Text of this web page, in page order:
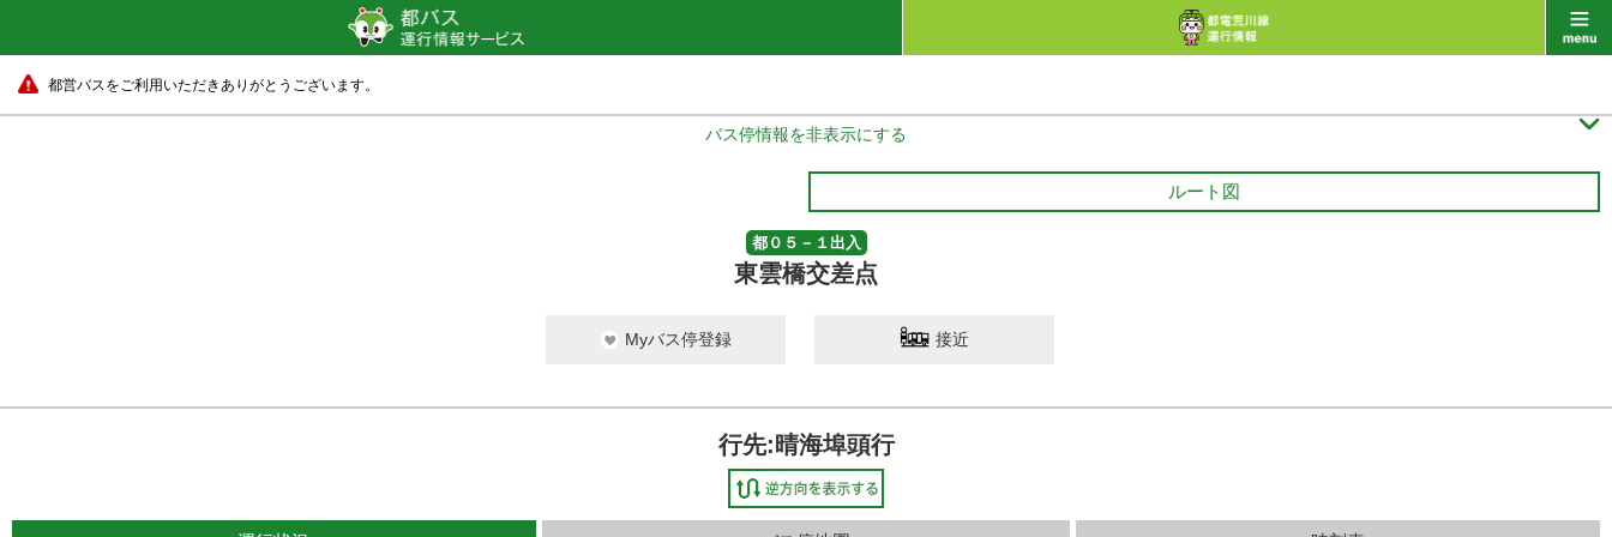
都営バスをご利用いただきありがとうございます。
バス停情報を非表示にする 
ルート図
都０５－１出入
東雲橋交差点
Myバス停登録 接近
行先:晴海埠頭行